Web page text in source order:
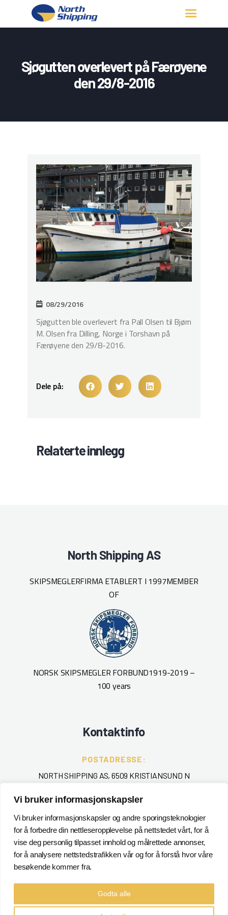
Vi bruker informasjonskapsler
Vi bruker informasjonskapsler og andre sporingsteknologier
for å forbedre din nettleseropplevelse på nettstedet vårt, for å
vise deg personlig tilpasset innhold og målrettede annonser,
for å analysere nettstedstrafikken vår og for å forstå hvor våre
besøkende kommer fra.
Godta alle
Sjøgutten overlevert på Færøyene
den 29/8-2016
OM OSS
FARTØY
LOGG INN
08/29/2016
Sjøgutten ble overlevert fra Pall Olsen til Bjørn
M. Olsen fra Dilling, Norge i Torshavn på
Færøyene den 29/8-2016.
Dele på:
Relaterte innlegg
North Shipping AS
SKIPSMEGLERFIRMA ETABLERT I 1997MEMBER
OF
NORSK SKIPSMEGLER FORBUND1919-2019 –
100 years
Kontaktinfo
POSTADRESSE:
NORTH SHIPPING AS, 6509 KRISTIANSUND N
TELEFON:
+ 47 715 40 000
EPOST :
POSTMASTER@NORTHSHIPPING.NO